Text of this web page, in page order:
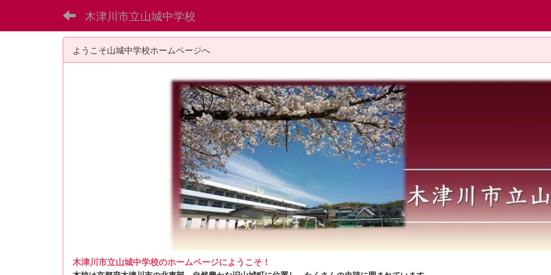
木津川市立山城中学校
ようこそ山城中学校ホームページへ
木津川市立山城中学校のホームページにようこそ！